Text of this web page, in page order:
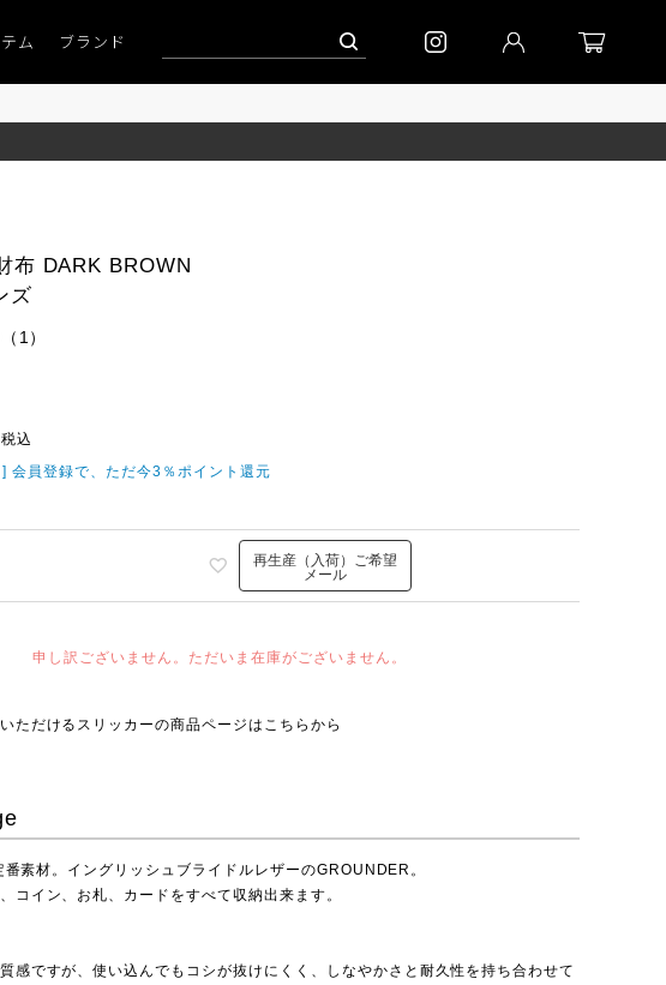
ポイントキャンペーン」 到着｜2026AW「シフォンニット」 到着｜2026AW「マガジン」
ム ブランド
布 DARK BROWN
ズ
1）
税込
会員登録で、ただ今3％ポイント還元
再生産（入荷）ご希望
メール
申し訳ございません。ただいま在庫がございません。
ただける スリッカーの商品ページはこちらから
素材。イングリッシュブライドルレザーのGROUNDER。
コイン、お札、カードをすべて収納出来ます。
感ですが、使い込んでもコシが抜けにくく、しなやかさと耐久性を持ち合わせて